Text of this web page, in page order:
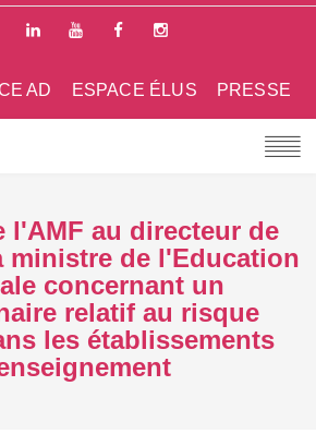
PRESSE
ESPACE ÉLUS
AD
l'AMF au directeur de
ministre de l'Education
concernant un
relatif au risque
les établissements